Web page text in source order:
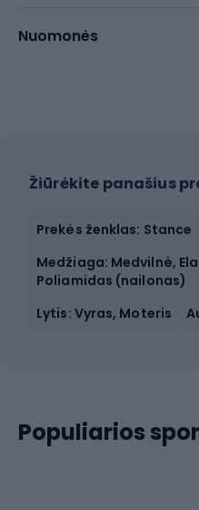
Nuomonės
Žiūrėkite panašius
Prekės ženklas: Stance
Medžiaga: Medvilnė,
Poliamidas (nailonas)
Lytis: Vyras, Moteris
Populiarios